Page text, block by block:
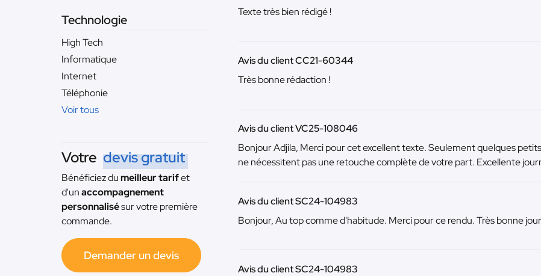
Technologie
High Tech
Informatique
Internet
Téléphonie
Voir tous
Votre devis gratuit
Bénéficiez dumeilleur tarifet
d'unaccompagnement
personnalisésur votre première
commande.
Demander un devis
Texte très bien rédigé !
Avis du client CC21-60344
Très bonne rédaction !
Avis du client VC25-108046
Bonjour Adjila, Merci pour cet excellent texte. Seulement quelques
ne nécessitent pas une retouche complète de votre part. Excellente
Avis du client SC24-104983
Bonjour, Au top comme d'habitude. Merci pour ce rendu. Très bonne
Avis du client SC24-104983